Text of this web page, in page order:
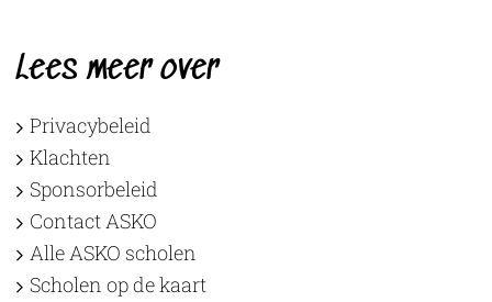
Lees meer over
Privacybeleid
Klachten
Sponsorbeleid
Contact ASKO
Alle ASKO scholen
Scholen op de kaart